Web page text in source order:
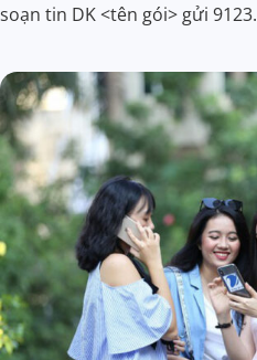
soạn tin DK <tên gói> gửi 9123.